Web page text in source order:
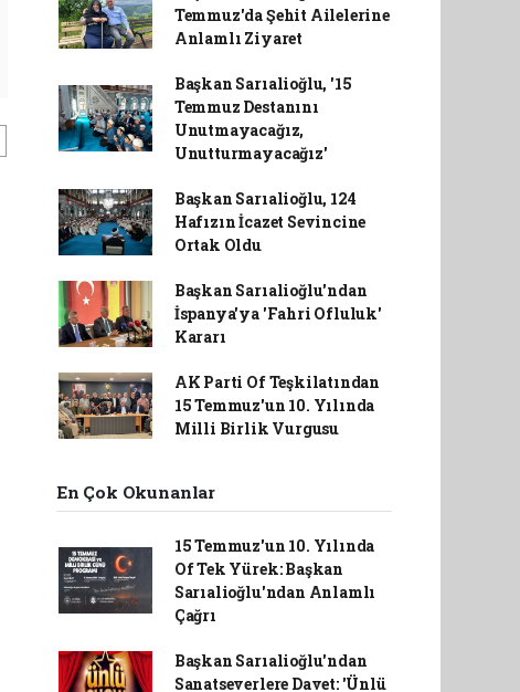
Temmuz'da Şehit Ailelerine
Anlamlı Ziyaret
Başkan Sarıalioğlu, '15
Temmuz Destanını
Unutmayacağız,
Unutturmayacağız'
Başkan Sarıalioğlu, 124
Hafızın İcazet Sevincine
Ortak Oldu
Başkan Sarıalioğlu'ndan
İspanya'ya 'Fahri Ofluluk'
Kararı
AK Parti Of Teşkilatından
15 Temmuz'un 10. Yılında
Milli Birlik Vurgusu
En Çok Okunanlar
15 Temmuz'un 10. Yılında
Of Tek Yürek: Başkan
Sarıalioğlu'ndan Anlamlı
Çağrı
Başkan Sarıalioğlu'ndan
Sanatseverlere Davet: 'Ünlü